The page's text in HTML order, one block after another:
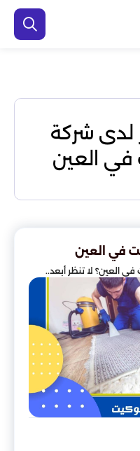
لدى شركة
العين
في العين
العين؟ لا تنظر أبعد..